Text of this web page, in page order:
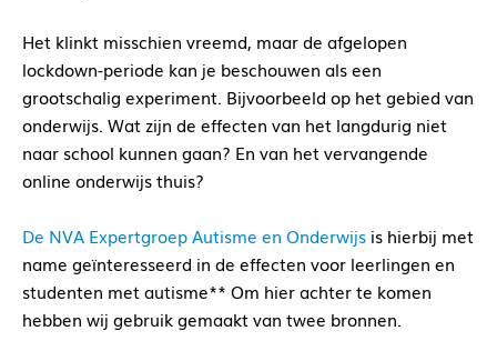
Het klinkt misschien vreemd, maar de afgelopen
lockdown-periode kan je beschouwen als een
grootschalig experiment. Bijvoorbeeld op het gebied van
onderwijs. Wat zijn de effecten van het langdurig niet
naar school kunnen gaan? En van het vervangende
online onderwijs thuis?
De NVA Expertgroep Autisme en Onderwijs is hierbij met
name geïnteresseerd in de effecten voor leerlingen en
studenten met autisme** Om hier achter te komen
hebben wij gebruik gemaakt van twee bronnen.